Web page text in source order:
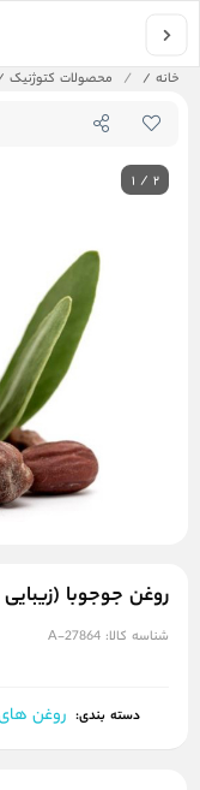
خانه / محصولات کتوژنیک
1 / 2
روغن جوجوبا
شناسه کالا: A-27864
دسته بندی: روغن